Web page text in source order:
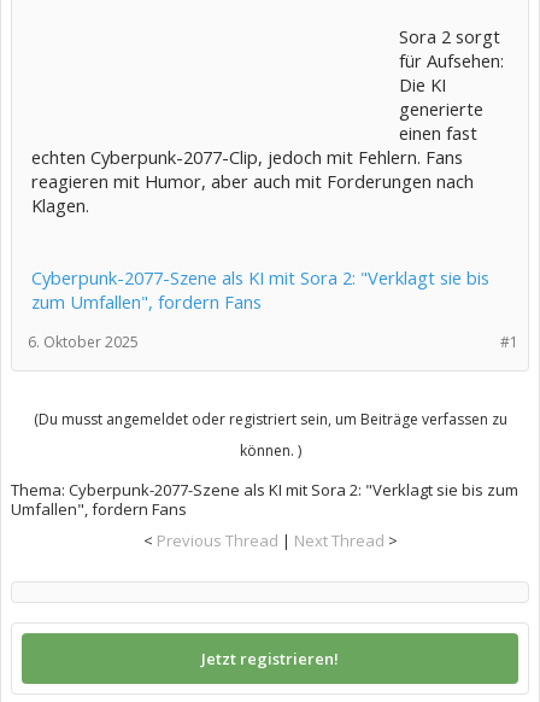
Sora 2 sorgt
für Aufsehen:
Die KI
generierte
einen fast
echten Cyberpunk-2077-Clip, jedoch mit Fehlern. Fans
reagieren mit Humor, aber auch mit Forderungen nach
Klagen.
Cyberpunk-2077-Szene als KI mit Sora 2: "Verklagt sie bis
zum Umfallen", fordern Fans
#1
6. Oktober 2025
(Du musst angemeldet oder registriert sein, um Beiträge verfassen zu
können. )
Thema: Cyberpunk-2077-Szene als KI mit Sora 2: "Verklagt sie bis zum
Umfallen", fordern Fans
< Previous Thread | Next Thread >
Jetzt registrieren!